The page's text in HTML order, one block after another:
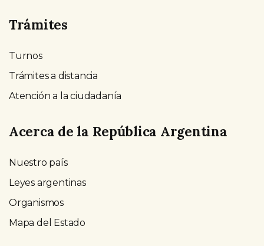
Trámites
Turnos
Trámites a distancia
Atención a la ciudadanía
Acerca de la República Argentina
Nuestro país
Leyes argentinas
Organismos
Mapa del Estado